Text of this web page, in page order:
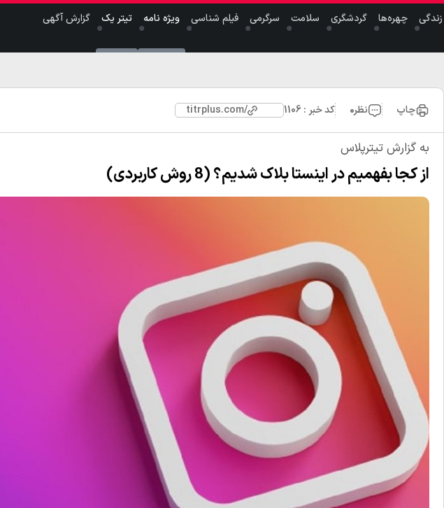
چهر‌ه‌ها گردشگری سلامت سرگرمی فیلم شناسی ویژه نامه تیتر یک گزارش آگهی
چاپ نظر۰ کد خبر : 1106 titrplus.com/
به گزارش تیترپلاس
از کجا بفهمیم در اینستا بلاک شدیم؟ (8 روش کاربردی)